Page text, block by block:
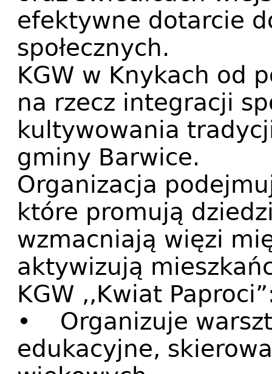
efektywne dotarcie
społecznych.
KGW w Knykach od
na rzecz integracji
kultywowania
gminy Barwice.
Organizacja
które promują
wzmacniają więzi
aktywizują
KGW ,,Kwiat
• Organizuje
edukacyjne,